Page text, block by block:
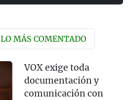
LO MÁS COMENTADO
VOX exige toda
documentación y
comunicación con